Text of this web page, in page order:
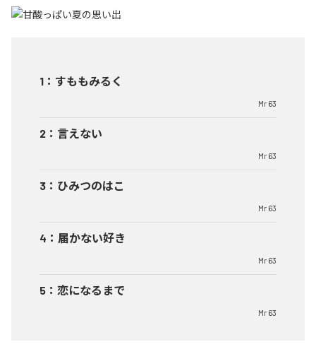
1 ： すももみるく
Mr 63
2 ： 言えない
Mr 63
3 ： ひみつのはこ
Mr 63
4 ： 届かない好き
Mr 63
5 ： 恋になるまで
Mr 63